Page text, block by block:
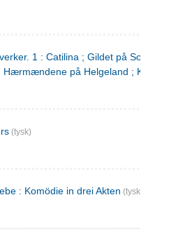
1 : Catilina ; Gildet på Solhaug ; Fru
Hærmændene på Helgeland ;
(tysk)
: Komödie in drei Akten (tysk)